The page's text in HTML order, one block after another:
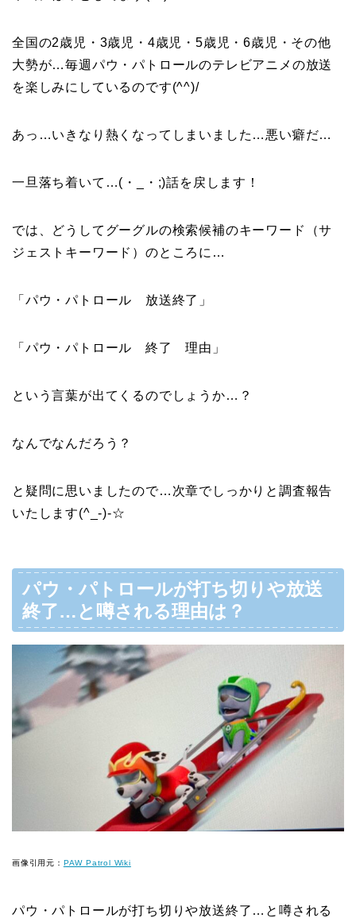
全国の2歳児・3歳児・4歳児・5歳児・6歳児・その他
大勢が…毎週パウ・パトロールのテレビアニメの放送
を楽しみにしているのです(^^)/
あっ…いきなり熱くなってしまいました…悪い癖だ…
一旦落ち着いて…(・_・;)話を戻します！
では、どうしてグーグルの検索候補のキーワード（サ
ジェストキーワード）のところに…
「パウ・パトロール 放送終了」
「パウ・パトロール 終了 理由」
という言葉が出てくるのでしょうか…？
なんでなんだろう？
と疑問に思いましたので…次章でしっかりと調査報告
いたします(^_-)-☆
パウ・パトロールが打ち切りや放送
終了…と噂される理由は？
画像引用元： PAW Patrol Wiki
パウ・パトロールが打ち切りや放送終了…と噂される